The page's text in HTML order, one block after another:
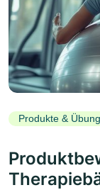
Produkte &